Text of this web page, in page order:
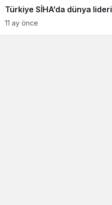
Türkiye SİHA’da dünya lideri
11 ay önce